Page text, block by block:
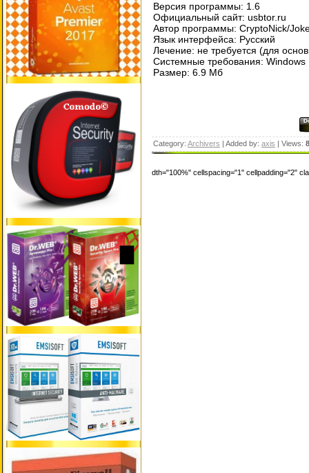
Версия программы: 1.6
Официальный сайт: usbtor.ru
Автор программы: CryptoNick/
Язык интерфейса: Русский
Лечение: не требуется (для
Системные требования:
Размер: 6.9 Мб
Category: Archivers | Added by: axis | Views:
dth="100%" cellspacing="1" cellpadding="2"